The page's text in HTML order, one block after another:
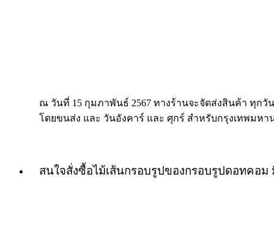
ณ วันที่ 15 กุมภาพันธ์ 2567 ทางร้านจะจัดส่งสินค้า ทุกวั
โดยขนส่ง และ วันอังคาร์ และ ศุกร์ สำหรับกรุงเทพมห
สนใจสั่งซื้อไม้เส้นกรอบรูปของกรอบรูปดอทคอ